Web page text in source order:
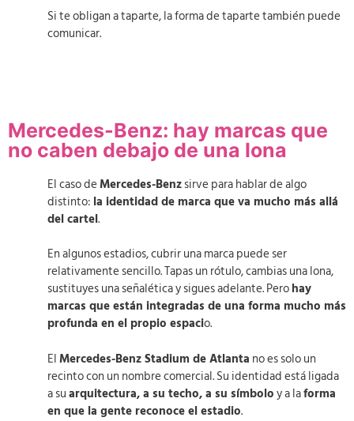
Si te obligan a taparte, la forma de taparte también puede
comunicar.
Mercedes-Benz: hay marcas que
no caben debajo de una lona
El caso deMercedes-Benzsirve para hablar de algo
distinto: la identidad de marca que va mucho más allá
del cartel.
En algunos estadios, cubrir una marca puede ser
relativamente sencillo. Tapas un rótulo, cambias una lona,
sustituyes una señalética y sigues adelante. Perohay
marcas que están integradas de una forma mucho más
profunda en el propio espacio.
ElMercedes-Benz Stadium de Atlanta no es solo un
recinto con un nombre comercial. Su identidad está ligada
a suarquitectura, a su techo, a su símboloy a laforma
en que la gente reconoce el estadio.